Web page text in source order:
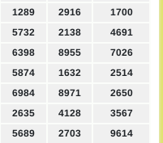
1289 2916
1700
5732 2138
4691
6398 8955
7026
5874 1632
2514
6984 8971
2650
2635 4128
3567
5689 2703
9614